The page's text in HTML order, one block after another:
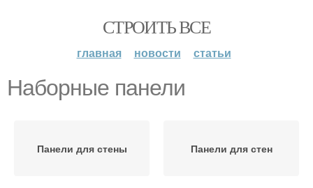
СТРОИТЬ ВСЕ
главная новости статьи
Наборные панели
Панели для стены Панели для стен